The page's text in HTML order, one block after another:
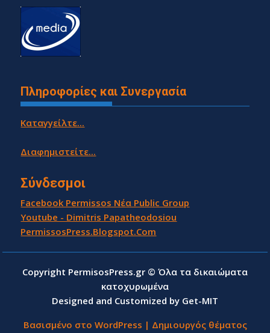
Πληροφορίες και Συνεργασία
Καταγγείλτε...
Διαφημιστείτε...
Σύνδεσμοι
Facebook Permissos Νέα Public Group
Youtube - Dimitris Papatheodosiou
PermissosPress.Blogspot.Com
Copyright PermisosPress.gr © Όλα τα δικαιώματα
κατοχυρωμένα
Designed and Customized by Get-MIT
Βασισμένο στο WordPress | Δημιουργός θέματος